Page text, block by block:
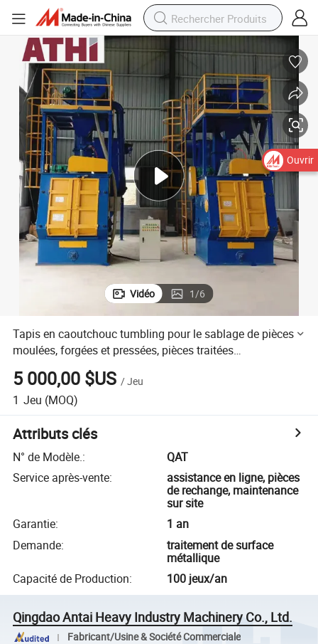
Vidéo 1/6
Tapis en caoutchouc tumbling pour le sablage de pièces
moulées, forgées et pressées, pièces traitées
thermiquement, nettoyage de surface
5 000,00 $US /Jeu
1 Jeu (MOQ)
Attributs clés
N° de Modèle.:
QAT
Service après-vente:
assistance en ligne, pièces
de rechange, maintenance
sur site
Garantie:
1 an
Demande:
traitement de surface
métallique
Capacité de Production: 100 jeux/an
Qingdao Antai Heavy Industry Machinery Co., Ltd.
Fabricant/Usine & Société Commerciale
Ouvrir